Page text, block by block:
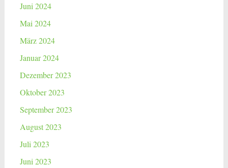
Juni 2024
Mai 2024
März 2024
Januar 2024
Dezember 2023
Oktober 2023
September 2023
August 2023
Juli 2023
Juni 2023